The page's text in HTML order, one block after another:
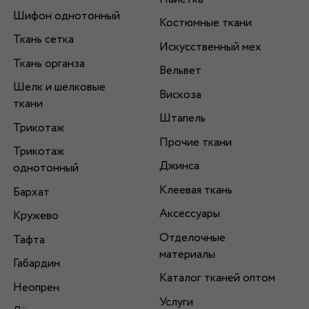
Шифон однотонный
Ткань сетка
Ткань органза
Шелк и шелковые
ткани
Трикотаж
Трикотаж
однотонный
Бархат
Кружево
Тафта
Габардин
Неопрен
Костюмные ткани
Искусственный мех
Вельвет
Вискоза
Штапель
Прочие ткани
Джинса
Клеевая ткань
Аксессуары
Отделочные
материалы
Каталог тканей оптом
Услуги